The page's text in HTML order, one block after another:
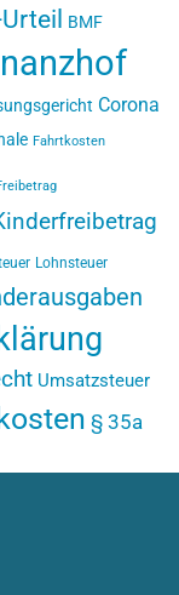
BMF
Corona
Fahrtkosten
Lohnsteuer
Umsatzsteuer
§ 35a